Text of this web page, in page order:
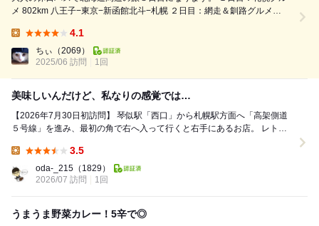
メ 802km 八王子−東京−新函館北斗−札幌 ２日目：網走＆釧路グルメ
4.1
ちぃ （2069）
2025/06 訪問
1回
美味しいんだけど、私なりの感覚では…
【2026年7月30日初訪問】 琴似駅「西口」から札幌駅方面へ「高架側道
５号線」を進み、最初の角で右へ入って行くと右手にあるお店。 レトル
3.5
oda-_215 （1829）
2026/07 訪問
1回
うまうま野菜カレー！5辛で◎